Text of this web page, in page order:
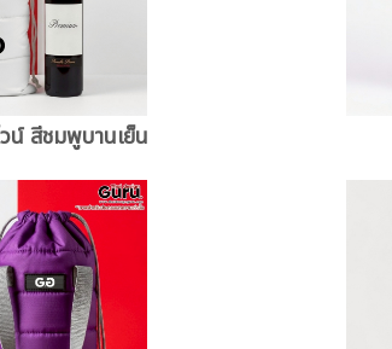
วน์ สีชมพูบานเย็น